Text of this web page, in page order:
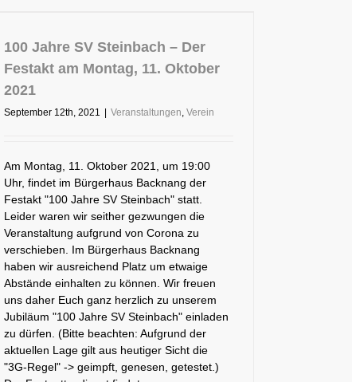
100 Jahre SV Steinbach – Der
Festakt am Montag, 11. Oktober
2021
September 12th, 2021 Veranstaltungen, Verein
Am Montag, 11. Oktober 2021, um 19:00
Uhr, findet im Bürgerhaus Backnang der
Festakt "100 Jahre SV Steinbach" statt.
Leider waren wir seither gezwungen die
Veranstaltung aufgrund von Corona zu
verschieben. Im Bürgerhaus Backnang
haben wir ausreichend Platz um etwaige
Abstände einhalten zu können. Wir freuen
uns daher Euch ganz herzlich zu unserem
Jubiläum "100 Jahre SV Steinbach" einladen
zu dürfen. (Bitte beachten: Aufgrund der
aktuellen Lage gilt aus heutiger Sicht die
"3G-Regel" -> geimpft, genesen, getestet.)